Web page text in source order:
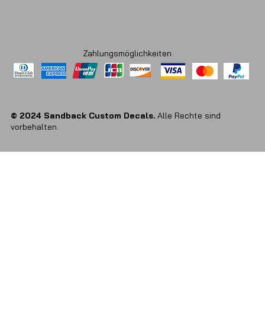
Zahlungsmöglichkeiten
© 2024 Sandback Custom Decals. Alle Rechte sind
vorbehalten.